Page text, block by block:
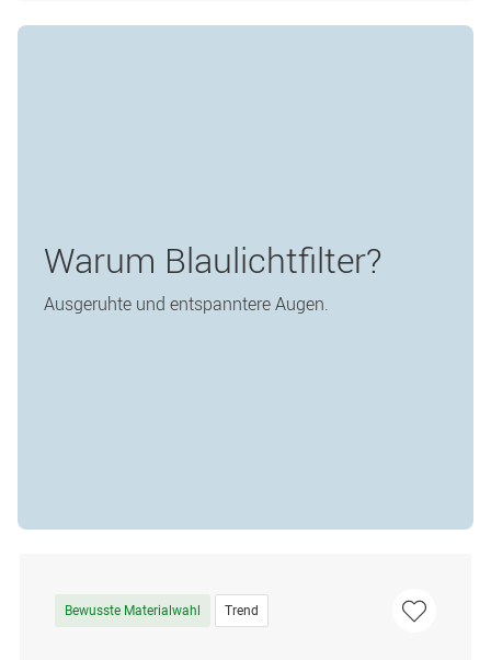
Warum Blaulichtfilter?
Ausgeruhte und entspanntere Augen.
Bewusste Materialwahl Trend